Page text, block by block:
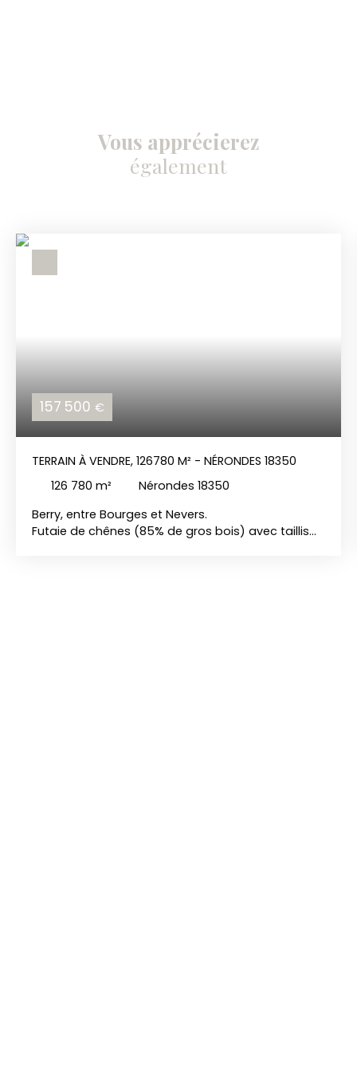
Vous apprécierez
également
157 500 €
TERRAIN À VENDRE, 126780 M² - NÉRONDES 18350
126 780 m²
Nérondes 18350
Berry, entre Bourges et Nevers.
Futaie de chênes (85% de gros bois) avec taillis